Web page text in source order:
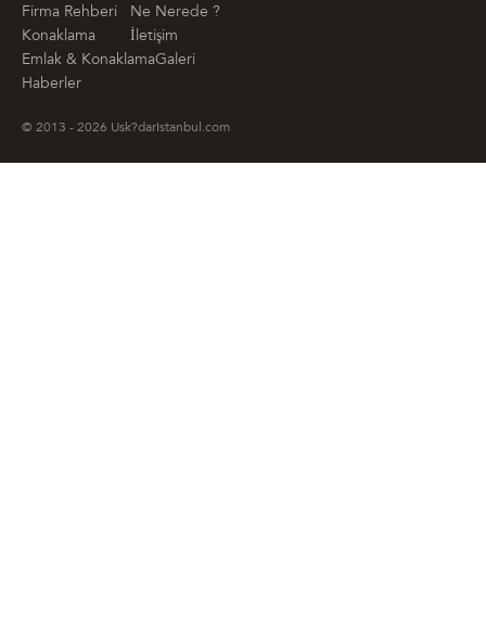
Firma Rehberi
Ne Nerede ?
Konaklama
İletişim
Emlak & KonaklamaGaleri
Haberler
© 2013 - 2026 Usk?darIstanbul.com